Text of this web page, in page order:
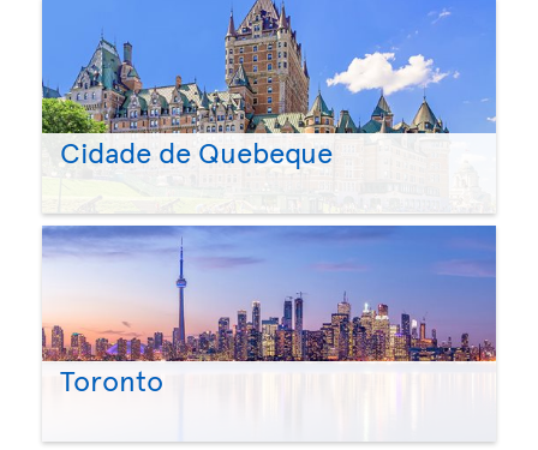
Cidade de Quebeque
Toronto